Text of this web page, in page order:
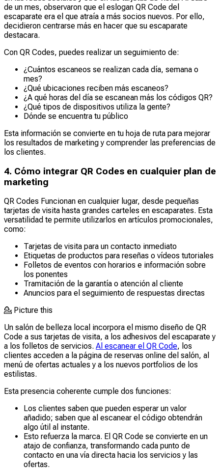
de un mes, observaron que el eslogan QR Code del
escaparate era el que atraía a más socios nuevos. Por ello,
decidieron centrarse más en hacer que su escaparate
destacara.
Con QR Codes, puedes realizar un seguimiento de:
¿Cuántos escaneos se realizan cada día, semana o
mes?
¿Qué ubicaciones reciben más escaneos?
¿A qué horas del día se escanean más los códigos QR?
¿Qué tipos de dispositivos utiliza la gente?
Dónde se encuentra tu público
Esta información se convierte en tu hoja de ruta para mejorar
los resultados de marketing y comprender las preferencias de
los clientes.
4. Cómo integrar QR Codes en cualquier plan de
marketing
QR Codes Funcionan en cualquier lugar, desde pequeñas
tarjetas de visita hasta grandes carteles en escaparates. Esta
versatilidad te permite utilizarlos en artículos promocionales,
como:
Tarjetas de visita para un contacto inmediato
Etiquetas de productos para reseñas o vídeos tutoriales
Folletos de eventos con horarios e información sobre
los ponentes
Tramitación de la garantía o atención al cliente
Anuncios para el seguimiento de respuestas directas
💁 Picture this
Un salón de belleza local incorpora el mismo diseño de QR
Code a sus tarjetas de visita, a los adhesivos del escaparate y
a los folletos de servicios. Al escanear el QR Code, los
clientes acceden a la página de reservas online del salón, al
menú de ofertas actuales y a los nuevos portfolios de los
estilistas.
Esta presencia coherente cumple dos funciones:
Los clientes saben que pueden esperar un valor
añadido; saben que al escanear el código obtendrán
algo útil al instante.
Esto refuerza la marca. El QR Code se convierte en un
atajo de confianza, transformando cada punto de
contacto en una vía directa hacia los servicios y las
ofertas.